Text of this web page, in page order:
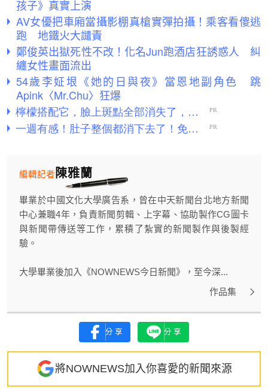
孩子》真實上演
AV女優把車廂當攝影棚真槍實彈拍攝！乘客看傻逃
跑 地鐵火大譴責
鄭俊英出獄死性不改！化名Jun跑酒店狂誘惑人 糾
纏女性畫面流出
54歲李姃垠《她的日與夜》當恩地副角色 跳
Apink〈Mr.Chu〉狂爆
陳雅蘭
編輯記者
畢業於中國文化大學廣告系，曾在中天新聞台北地方新聞
中心兼職4年，負責新聞剪輯、上字幕、協助製作CG圖卡
與新聞帶傳送等工作，累積了紮實的新聞製作與後製經
驗。
大學畢業後加入《NOWNEWS今日新聞》，至今深...
作品集
分享 分享
將NOWNEWS加入你喜愛的新聞來源